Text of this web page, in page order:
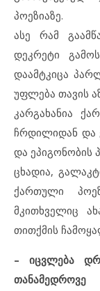
პოეზიაზე.
ასე რამ
დეკრეტი
დაამტკიცა
უფლება თავის
კარგახანია
ჩრდილიდან და
და ეპიგონობის
ცხადია,
ქართული
მკითხველიც
თითქმის
– იცვლება